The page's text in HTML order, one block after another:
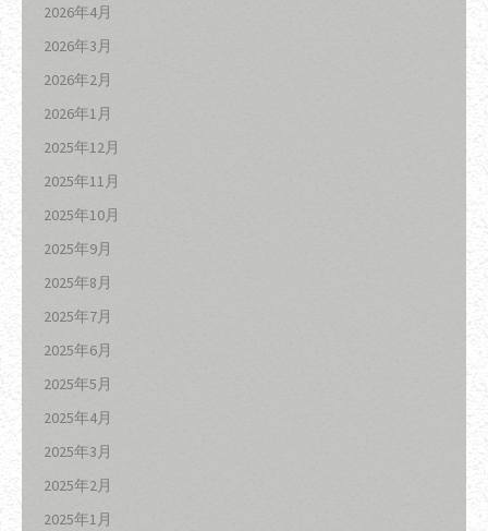
2026年4月
2026年3月
2026年2月
2026年1月
2025年12月
2025年11月
2025年10月
2025年9月
2025年8月
2025年7月
2025年6月
2025年5月
2025年4月
2025年3月
2025年2月
2025年1月